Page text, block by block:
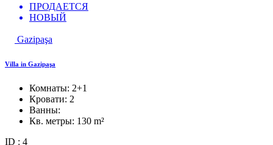
ПРОДАЕТСЯ
НОВЫЙ
Gazipaşa
Villa in Gazipaşa
Комнаты: 2+1
Кровати: 2
Ванны:
Кв. метры: 130 m²
ID : 4